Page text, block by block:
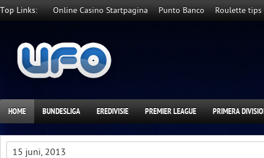
Top Links: Online Casino Startpagina Punto Banco Roulette tips
HOME BUNDESLIGA EREDIVISIE PREMIER LEAGUE PRIMERA
15 juni, 2013